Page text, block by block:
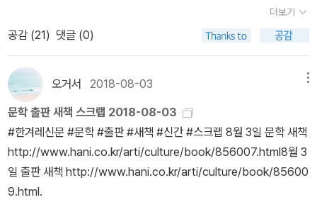
마주하고 있다고 느꼈을 때 두려움보다는 오히려 그동안 내가 못했던
것들에 대한 미련이 먼저 떠올랐었다. 아, 이것이 삶에 대한 집착이고
죽음에 대한 두려움이 되는 것일까? 하지만 또 그 시간이 지나고 다
시 조금씩 일상으로 되돌아갈즈음 욘 포세의 아침 그리고 저녁이라는
책을 읽었다. 비겁하게 버거운 모든 것들을 다 잊고 사는 것으로 만족
하고 있었던 내게 다시 한번 죽음과 마주해보라는 압력처럼 느껴졌
다. 그런데 이상하게도 나는 글을 읽으며 오히려 마음이 더 편안해졌
다. 죽음에 대한 두려움이 사라진 것은 아니지만 아침을 맞이하면 저
녁의 시간이 오는 것처럼 우리에게 죽음은 그런 것이라는 것을, 여전
히 조그만 빵 조각을 집어드는 요한네스처럼 나 역시 그러하겠지 생
것이 공감이라고 한다.누군가 '당신은 바로 내 이야기를 하고 있군요'
또는 '이 책은 바로 나예요'라고 말해 줄 때라는 아니 에르노의 말처럼
이런 까닭이겠죠. '<와이키키>를 보고 나서 지하철에서 나
물 파는 할머니들, 청소하는 미화원들, 먹이를 찾아서 길거리를 헤매
는 비둘기 같은 존재들에 대해서 다시 보게 됐다'고요. 제가 영화를 통
해서 관객에게 받고 싶은 피드백은 아마 이런 종류일 것 같아요. 관객
들이 제 영화를 보고서, 나와 다른 존재들에 대해서 연민을 갖거나 이
해의 폭을 넓히면 좋겠다는 생각을 늘 합니다. 나이가 들수록, 영화를
만들면 만들수록 그게 쉬운 게 아니라는 생각이 들지만, 애초에 기본
알 수 없는 세계. 품앗이 육아나 공동체 그런 걸 생각도 해봤지만, 네
삶을 꾸리셨는데도 내가 하는 일을 듣고는 갑자기 나는 아무것도 아
닌데 진짜 능력 있으시네요, 라고 한다. 그냥 내가 현 상황에서 할 수
있는 일인 수업노동자로 일하면서 나 역시 주부이기도 한데 과도하게
추어올리시니 불편했다. 가끔 이렇게 다른 활동이 없는 엄마를 만나
면 흔하게 마주치는 광경이다. 대놓고 스스로 집에서 노는 사람이라
소개하기도 한다. 그리고 끝없는 비교, 행불행의 상호대조표를 만들
했었는데,신문이라는 지면의 한계 때문에 간추리느라 그랬겠지만,인
터뷰이의 목소리를 인터뷰어의 문체로 적어내려가다보니,인터뷰 하
는 '사람들'에 대한 저자의 '애정'의 소산이고 저자의 문체가 아름다워
그렇겠지만,(지극히 개인적인 느낌이지만) 미화됐다는 느낌이 들었
고,그래서일까, 글 중간 중간에 만나게 되는 독백 같은 구절들이,리듬
을 끊는다는 느낌이 들어 살짝 혼란스러웠다.이번 인터뷰는 밋밋하고
덤덤하다. 사이다처럼 톡 쏘는 맛도, 청양고추처럼 맵싸한 한 방도 없
다. 치열하게 각축하고 불꽃을 튕기며 돌아가는 세상에서, 과하게 뜨
겁거나 차갑거나 매콤하거나 새콤하지 않은 뭉근한 맛은 오히려 귀하
다. 매 순간 사생결단하고 내달리는 일상, 비수 같은 말의 홍수 속에
에서 공연을 감상해서인지 더 반가웠던 사진. 체스키 크롬로프 - 믹
스견인 우리 은비에게 무슨 종이냐고 물으신다면 '체스키 크롬로프'종
게 대답은 하지만, 모르는 분이 물어보면 차마.......ㅋㅋㅋㅋ 그리운
프라하.... 재미있는 사진이지만, 솔직히 난 저 가방을 등뒤가 아닌 앞
으로 매어주었더라면 더 좋았지 않았을까? 하는 생각을 했어요. 서로
다른 시선으로 바라보지 말고, 같은 시선으로 바라보면 좋을듯. 저도
제 생애에 저런 무지개를 직접 보았어요. 완벽한 무지개를 보기전까
지 항상 제 도화지속 무지개는 반쪽 자리였습니다. 나무와 그림자가
있어서 완벽해지는 건물 바라만 봐도 멋진 사진들... 같은 장소를 낮
끌어도 안되고 무엇보다 장난이 심한 아이들이 오면 어떤 난장판을
만들지 모른다고 또 은근히 싫어한다.처음엔 그런 조건들이 펜션으로
서 가당키나 하겠나, 싶었는데 실제로 보니 왜 그런 조건이 붙었는지
알 것 같기도 하고. 1층 거실. 1층 침대방. 1층 거실앞 테라스. 2층
은 원룸형태의 침대방 하나. 그리고 화장실. 왼쪽의 2층 화장실
은 욕조가 있고, 오른쪽의 1층 화장실은 유럽식 샤워부스가 있다. 사
지을 가만히 들여다보면 2층 화장실은 타일도 주인 취향에 맞게 꾸며
져있다는. 어릴때 2층으로 올라가는 계단이 있는 집에서 살았어
서 그런지 계단있는 집이 너무 좋은데, 집 구경을 간 날도 계단에 쪼그
리고 앉아 이런 저런 소품들과 창밖 풍경을 구경했다. - 물론 그날 제
더보기
공감 (21) 댓글 (0)
오거서 2018-08-03
문학 출판 새책 스크랩 2018-08-03
‪#한겨레신문 #문학 #출판 #새책 #신간 #스크랩 8월 3일 문학 새책
http://www.hani.co.kr/arti/culture/book/856007.html8월 3
일 출판 새책 http://www.hani.co.kr/arti/culture/book/85600
9.html.